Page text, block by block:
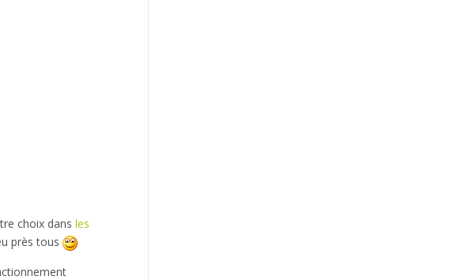
choix dans les
près tous